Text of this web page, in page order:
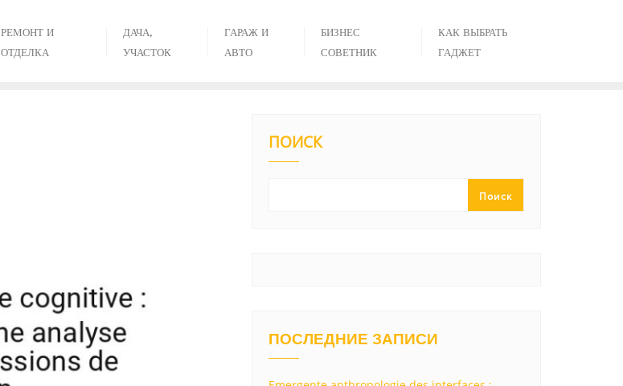
РЕМОНТ И
ОТДЕЛКА
ДАЧА,
УЧАСТОК
ГАРАЖ И
АВТО
БИЗНЕС
СОВЕТНИК
КАК ВЫБРАТЬ
ГАДЖЕТ
ПОИСК
Поиск
ПОСЛЕДНИЕ ЗАПИСИ